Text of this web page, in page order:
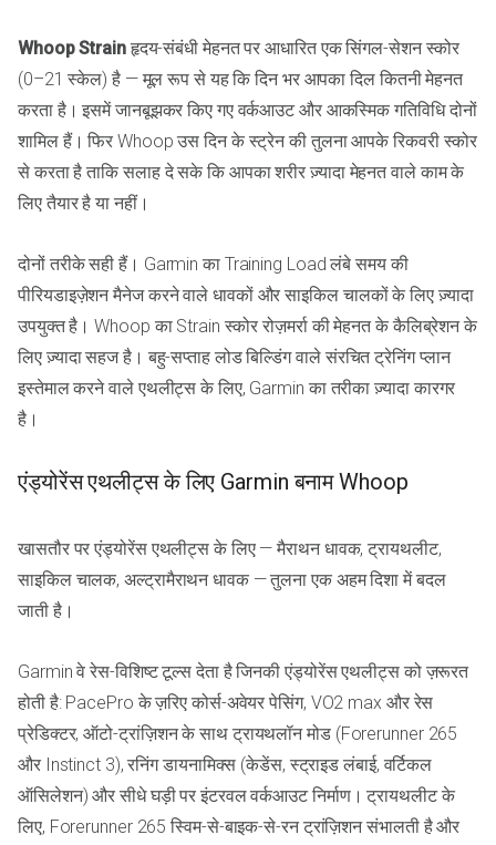
Whoop Strainहृदय-संबंधी मेहनत पर आधारित एक सिंगल-सेशन स्कोर
(0–21 स्केल) है — मूल रूप से यह कि दिन भर आपका दिल कितनी मेहनत
करता है। इसमें जानबूझकर किए गए वर्कआउट और आकस्मिक गतिविधि दोनों
शामिल हैं। फिर Whoop उस दिन के स्ट्रेन की तुलना आपके रिकवरी स्कोर
से करता है ताकि सलाह दे सके कि आपका शरीर ज़्यादा मेहनत वाले काम के
लिए तैयार है या नहीं।
दोनों तरीके सही हैं। Garmin का Training Load लंबे समय की
पीरियडाइज़ेशन मैनेज करने वाले धावकों और साइकिल चालकों के लिए ज़्यादा
उपयुक्त है। Whoop का Strain स्कोर रोज़मर्रा की मेहनत के कैलिब्रेशन के
लिए ज़्यादा सहज है। बहु-सप्ताह लोड बिल्डिंग वाले संरचित ट्रेनिंग प्लान
इस्तेमाल करने वाले एथलीट्स के लिए, Garmin का तरीका ज़्यादा कारगर
है।
एंड्योरेंस एथलीट्स के लिए Garmin बनाम Whoop
खासतौर पर एंड्योरेंस एथलीट्स के लिए — मैराथन धावक, ट्रायथलीट,
साइकिल चालक, अल्ट्रामैराथन धावक — तुलना एक अहम दिशा में बदल
जाती है।
Garmin वे रेस-विशिष्ट टूल्स देता है जिनकी एंड्योरेंस एथलीट्स को ज़रूरत
होती है: PacePro के ज़रिए कोर्स-अवेयर पेसिंग, VO2 max और रेस
प्रेडिक्टर, ऑटो-ट्रांज़िशन के साथ ट्रायथलॉन मोड (Forerunner 265
और Instinct 3), रनिंग डायनामिक्स (केडेंस, स्ट्राइड लंबाई, वर्टिकल
ऑसिलेशन) और सीधे घड़ी पर इंटरवल वर्कआउट निर्माण। ट्रायथलीट के
लिए, Forerunner 265 स्विम-से-बाइक-से-रन ट्रांज़िशन संभालती है और